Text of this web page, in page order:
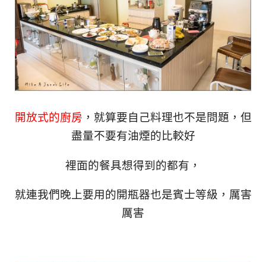
開放式的廚房 ，就算要自己料理也不是問題，但
盡量不要有油煙的比較好
裡面的餐具想得到的都有，
就連我們晚上要用的開瓶器也是賓士等級，厲害
厲害